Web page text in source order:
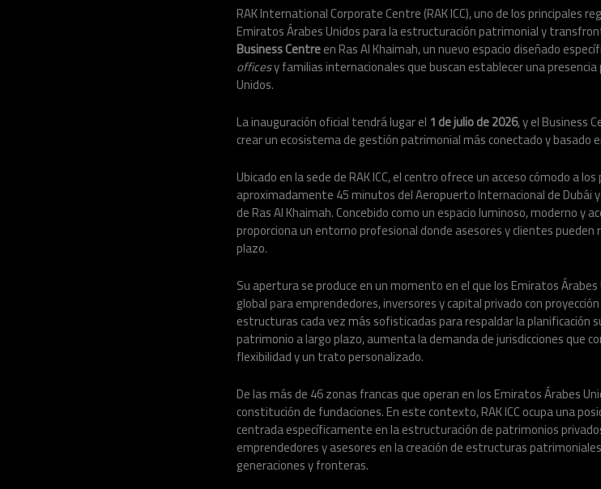
RAK International Corporate Centre (RAK ICC), uno de los principales
Emiratos Árabes Unidos para la estructuración patrimonial y
Business Centreen Ras Al Khaimah, un nuevo espacio diseñado
officesy familias internacionales que buscan establecer una
Unidos.
La inauguración oficial tendrá lugar el 1 de julio de 2026, y el Business
crear un ecosistema de gestión patrimonial más conectado y basado
Ubicado en la sede de RAK ICC, el centro ofrece un acceso cómodo a
aproximadamente 45 minutos del Aeropuerto Internacional de Dubái
de Ras Al Khaimah. Concebido como un espacio luminoso, moderno y
proporciona un entorno profesional donde asesores y clientes
plazo.
Su apertura se produce en un momento en el que los Emiratos
global para emprendedores, inversores y capital privado con
estructuras cada vez más sofisticadas para respaldar la planificación
patrimonio a largo plazo, aumenta la demanda de jurisdicciones que
flexibilidad y un trato personalizado.
De las más de 46 zonas francas que operan en los Emiratos Árabes
constitución de fundaciones. En este contexto, RAK ICC ocupa una
centrada específicamente en la estructuración de patrimonios
emprendedores y asesores en la creación de estructuras
generaciones y fronteras.